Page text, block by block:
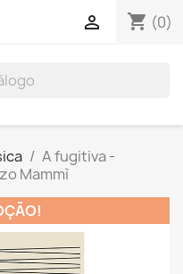
shopping_cart (0)

A fugitiva -
Mammì